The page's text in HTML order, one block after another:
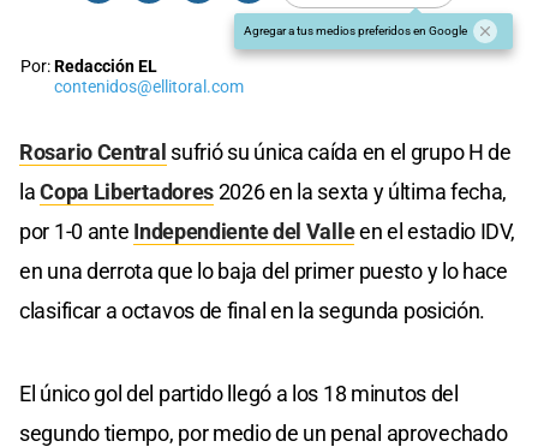
Agregar a tus medios preferidos en Google
Por:Redacción EL
contenidos@ellitoral.com
Rosario Central sufrió su única caída en el grupo H de
laCopa Libertadores2026 en la sexta y última fecha,
por 1-0 ante Independiente del Valleen el estadio IDV,
en una derrota que lo baja del primer puesto y lo hace
clasificar a octavos de final en la segunda posición.
El único gol del partido llegó a los 18 minutos del
segundo tiempo, por medio de un penal aprovechado